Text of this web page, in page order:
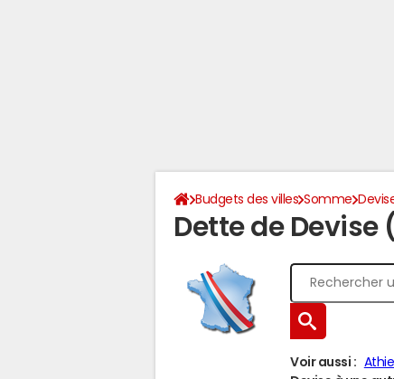
Budgets des villes Somme
Dette de Devise
Voir aussi :